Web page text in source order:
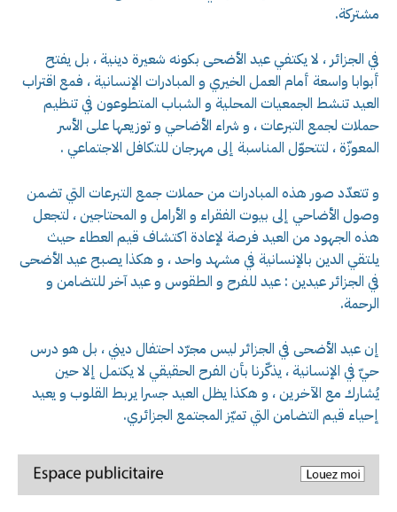
مشتركة.
في الجزائر ، لا يكتفي عيد الأضحى بكونه شعيرة دينية ، بل يفتح
أبوابا واسعة أمام العمل الخيري و المبادرات الإنسانية ، فمع اقتراب
العيد تنشط الجمعيات المحلية و الشباب المتطوعون في تنظيم
حملات لجمع التبرعات ، و شراء الأضاحي و توزيعها على الأسر
المعوزّة ، لتتحوّل المناسبة إلى مهرجان للتكافل الاجتماعي .
و تتعدّد صور هذه المبادرات من حملات جمع التبرعات التي تضمن
وصول الأضاحي إلى بيوت الفقراء و الأرامل و المحتاجين ، لتجعل
هذه الجهود من العيد فرصة لإعادة اكتشاف قيم العطاء حيث
يلتقي الدين بالإنسانية في مشهد واحد ، و هكذا يصبح عيد الأضحى
في الجزائر عيدين : عيد للفرح و الطقوس و عيد آخر للتضامن و
الرحمة.
إن عيد الأضحى في الجزائر ليس مجرّد احتفال ديني ، بل هو درس
حيّ في الإنسانية ، يذكّرنا بأن الفرح الحقيقي لا يكتمل إلا حين
يُشارك مع الآخرين ، و هكذا يظل العيد جسرا يربط القلوب و يعيد
إحياء قيم التضامن التي تميّز المجتمع الجزائري.